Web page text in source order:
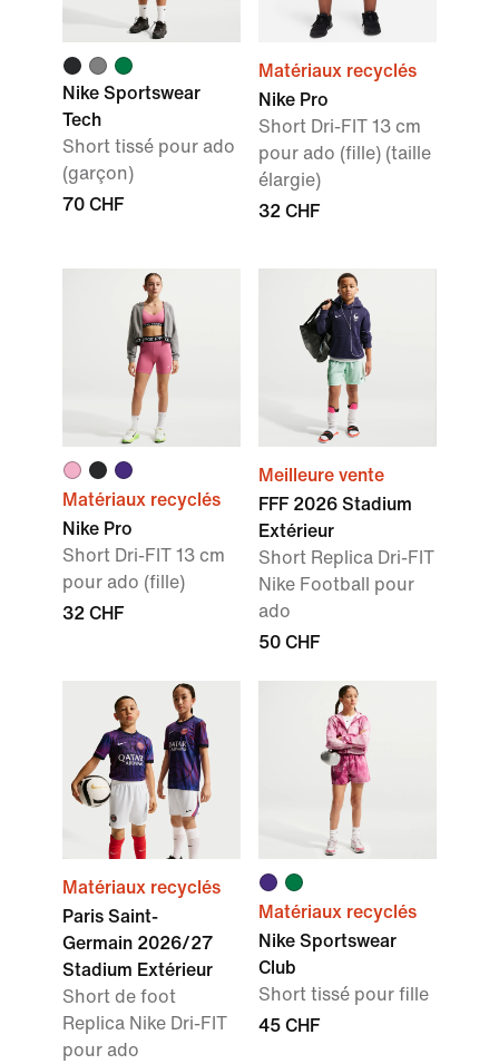
Nike Sportswear
Tech
Short tissé pour ado
(garçon)
70 CHF
Matériaux recyclés
Nike Pro
Short Dri-FIT 13 cm
pour ado (fille) (taille
élargie)
32 CHF
Matériaux recyclés
Nike Pro
Short Dri-FIT 13 cm
pour ado (fille)
32 CHF
Meilleure vente
FFF 2026 Stadium
Extérieur
Short Replica Dri-FIT
Nike Football pour
ado
50 CHF
Matériaux recyclés
Paris Saint-
Germain 2026/27
Stadium Extérieur
Short de foot
Replica Nike Dri-FIT
pour ado
Matériaux recyclés
Nike Sportswear
Club
Short tissé pour fille
45 CHF